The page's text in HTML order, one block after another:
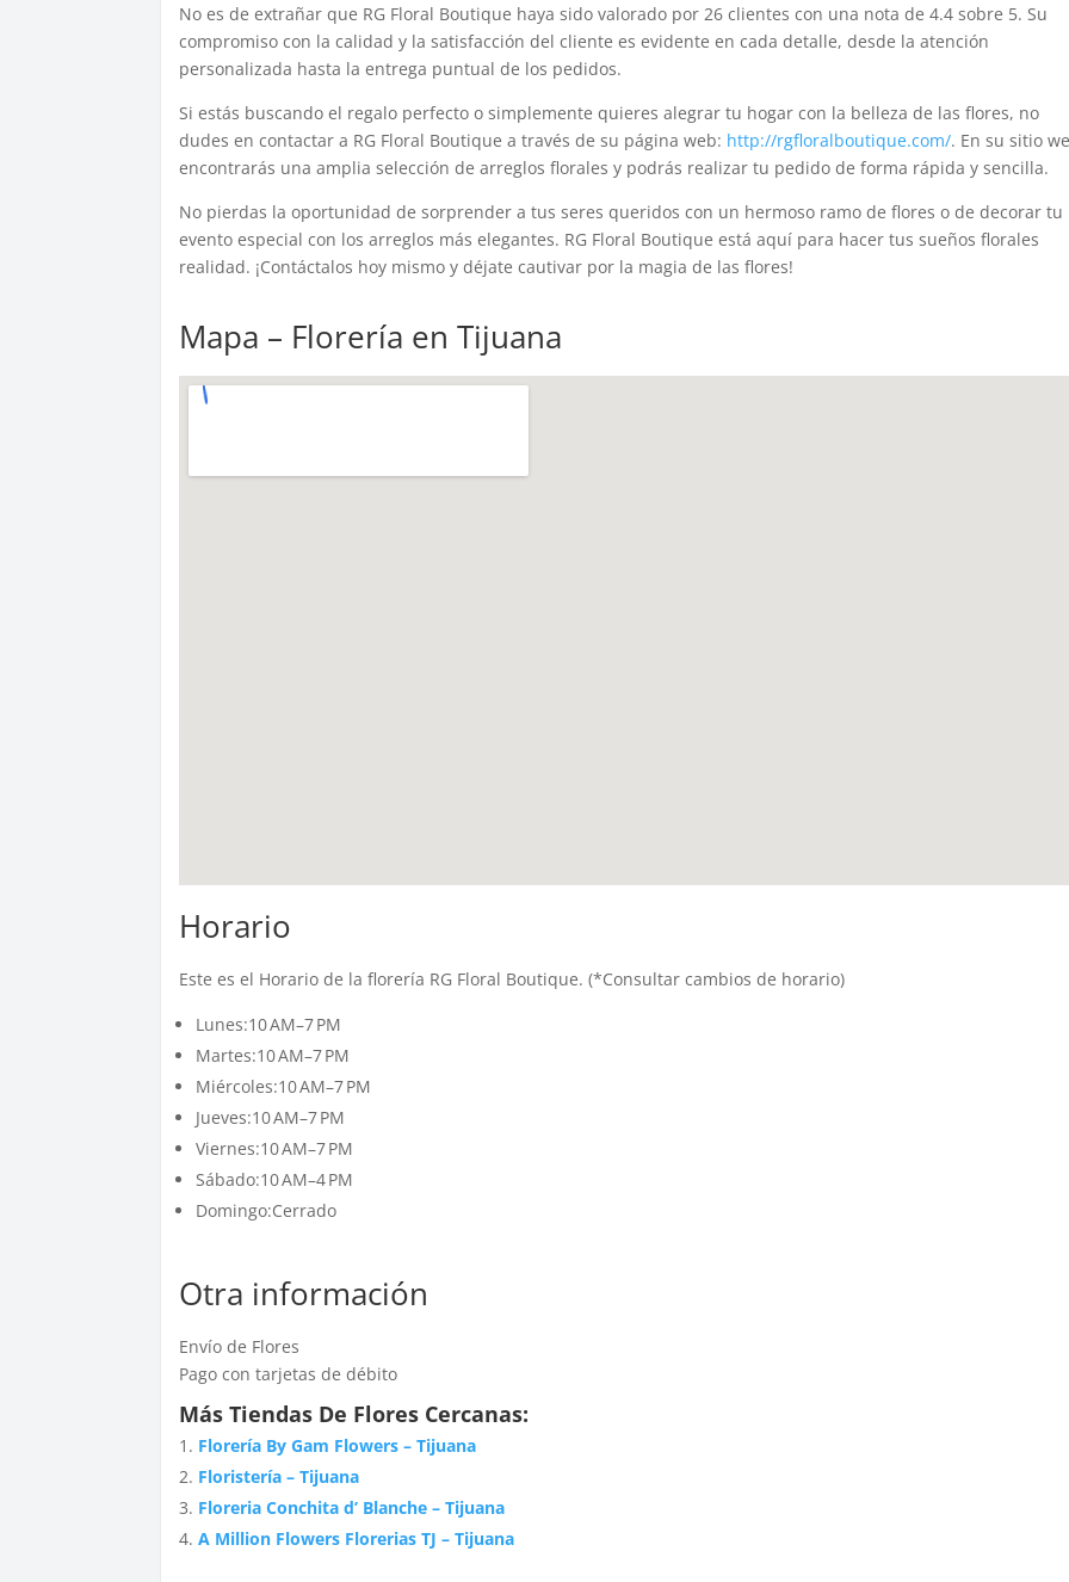
No es de extrañar que RG Floral Boutique haya sido valorado por 26 clientes con una nota de 4.4 sobre 5. Su
compromiso con la calidad y la satisfacción del cliente es evidente en cada detalle, desde la atención
personalizada hasta la entrega puntual de los pedidos.
Si estás buscando el regalo perfecto o simplemente quieres alegrar tu hogar con la belleza de las flores, no
dudes en contactar a RG Floral Boutique a través de su página web: http://rgfloralboutique.com/. En su sitio
encontrarás una amplia selección de arreglos florales y podrás realizar tu pedido de forma rápida y sencilla.
No pierdas la oportunidad de sorprender a tus seres queridos con un hermoso ramo de flores o de decorar tu
evento especial con los arreglos más elegantes. RG Floral Boutique está aquí para hacer tus sueños florales
realidad. ¡Contáctalos hoy mismo y déjate cautivar por la magia de las flores!
Mapa – Florería en Tijuana
Horario
Este es el Horario de la florería RG Floral Boutique. (*Consultar cambios de horario)
Lunes:10 AM–7 PM
Martes:10 AM–7 PM
Miércoles:10 AM–7 PM
Jueves:10 AM–7 PM
Viernes:10 AM–7 PM
Sábado:10 AM–4 PM
Domingo:Cerrado
Otra información
Envío de Flores
Pago con tarjetas de débito
Más Tiendas De Flores Cercanas:
Florería By Gam Flowers – Tijuana
Floristería – Tijuana
Floreria Conchita d’ Blanche – Tijuana
A Million Flowers Florerias TJ – Tijuana